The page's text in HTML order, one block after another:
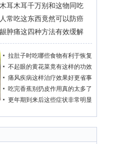
耳木耳千万别和这物同吃
常吃这东西竟然可以防癌
肿痛这四种方法有效缓解
拉肚子时吃哪些食物有利于恢复
不起眼的黄花菜竟有这样的功效
痛风疾病这样治疗效果好更省事
吃完香蕉别扔皮作用真的太多了
更年期到来后这些症状非常明显